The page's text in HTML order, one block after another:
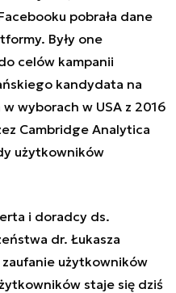
pobrała dane
Były one
celów kampanii
kandydata na
wyborach w USA z 2016
Cambridge Analytica
użytkowników
i doradcy ds.
dr. Łukasza
zaufanie użytkowników
staje się dziś